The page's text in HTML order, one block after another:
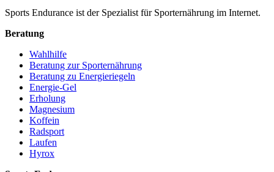
Sports Endurance ist der Spezialist für Sporternährung im Internet.
Beratung
Wahlhilfe
Beratung zur Sporternährung
Beratung zu Energieriegeln
Energie-Gel
Erholung
Magnesium
Koffein
Radsport
Laufen
Hyrox